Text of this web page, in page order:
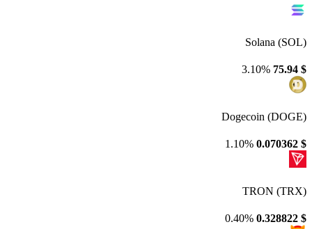
Solana (SOL)
$
75.94
3.10%
Dogecoin (DOGE)
$
0.070362
1.10%
TRON (TRX)
$
0.328822
0.40%